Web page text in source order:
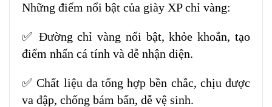
Những điểm nổi bật của giày XP chỉ vàng:
✅ Đường chỉ vàng nổi bật, khỏe khoắn, tạo
điểm nhấn cá tính và dễ nhận diện.
✅ Chất liệu da tổng hợp bền chắc, chịu được
va đập, chống bám bẩn, dễ vệ sinh.